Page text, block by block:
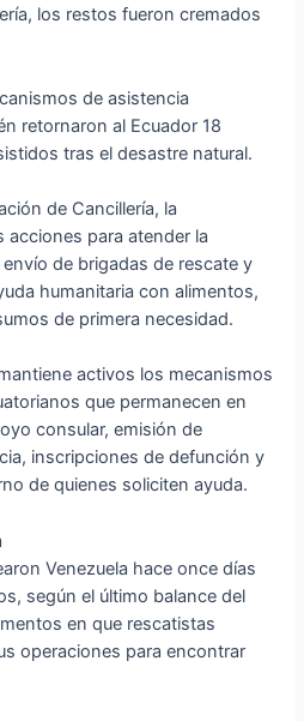
los restos fueron cremados
de asistencia
retornaron al Ecuador 18
tras el desastre natural.
de Cancillería, la
acciones para atender la
de brigadas de rescate y
humanitaria con alimentos,
de primera necesidad.
activos los mecanismos
que permanecen en
consular, emisión de
inscripciones de defunción y
de quienes soliciten ayuda.
Venezuela hace once días
según el último balance del
en que rescatistas
operaciones para encontrar